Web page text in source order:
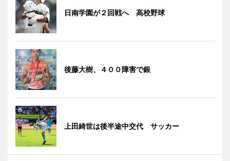
日南学園が２回戦へ 高校野球
後藤大樹、４００障害で銀
上田綺世は後半途中交代 サッカー